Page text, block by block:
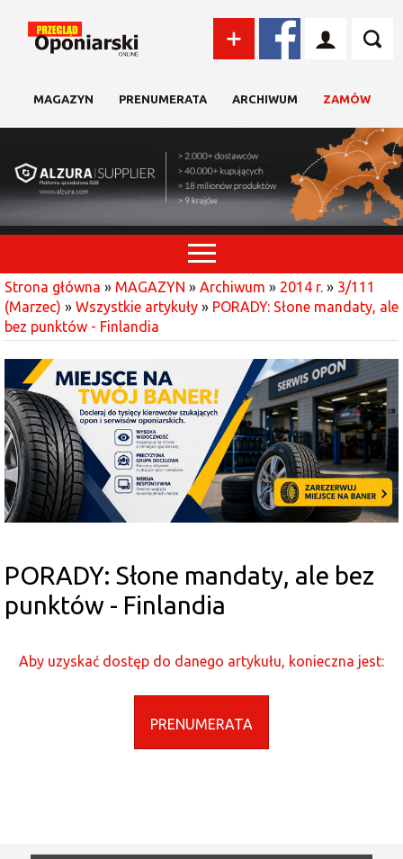
MAGAZYN PRENUMERATA ARCHIWUM ZAMÓW
Strona główna » MAGAZYN » Archiwum » 2014 r. » 3/111
(Marzec) » Wszystkie artykuły » PORADY: Słone mandaty, ale
bez punktów - Finlandia
PORADY: Słone mandaty, ale bez
punktów - Finlandia
Aby uzyskać dostęp do danego artykułu, konieczna jest:
PRENUMERATA